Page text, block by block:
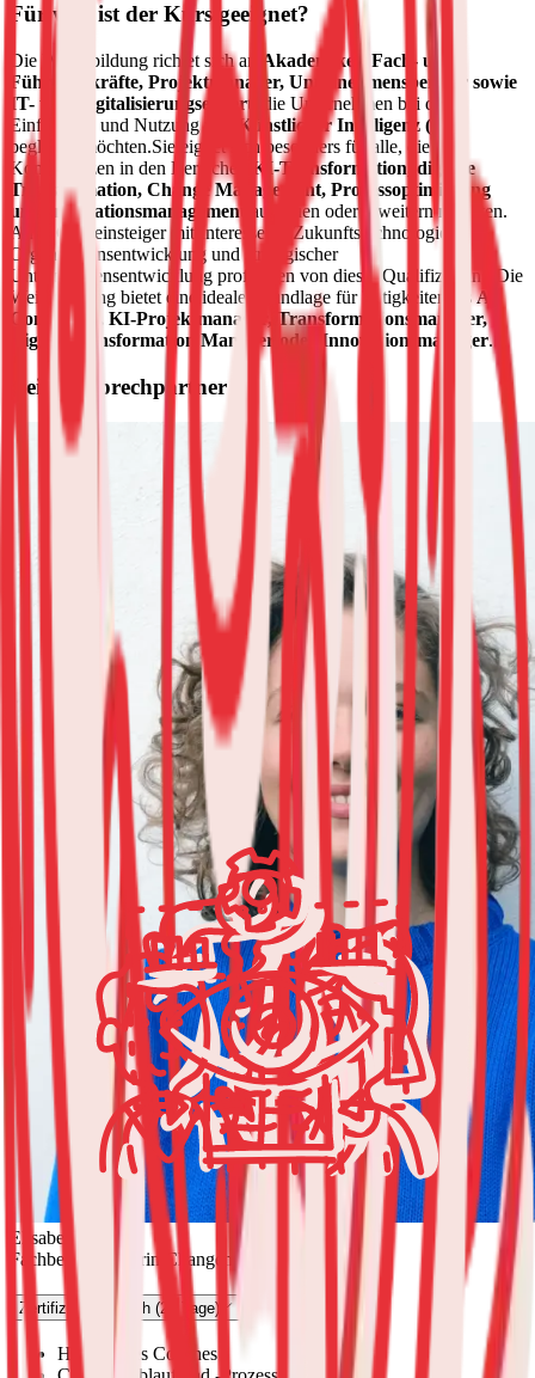
Für wen ist der Kurs geeignet?
Die Weiterbildung richtet sich an
Akademiker, Fach- und
Führungskräfte, Projektmanager, Unternehmensberater sowie
IT- und Digitalisierungsexpert
, die Unternehmen bei der
Einführung und Nutzung von
Künstlicher Intelligenz (KI)
begleiten möchten.Sie eignet sich besonders für alle, die
Kompetenzen in den Bereichen
KI-Transformation, digitale
Transformation, Change Management, Prozessoptimierung
und Innovationsmanagement
aufbauen oder erweitern möchten.
Auch Quereinsteiger mit Interesse an Zukunftstechnologien,
Organisationsentwicklung und strategischer
Unternehmensentwicklung profitieren von dieser Qualifizierung.
Die
Weiterbildung bietet eine ideale Grundlage für Tätigkeiten alsAI
Consultant, KI-Projektmanager, Transformationsmanager,
Digital Transformation Manager oder Innovationsmanager.
Dein Ansprechpartner
Elisabeth Kraus
Fachbereichsleiterin Changemanagement
Zertifizierter Coach (20 Tage)
Haltung des Coaches